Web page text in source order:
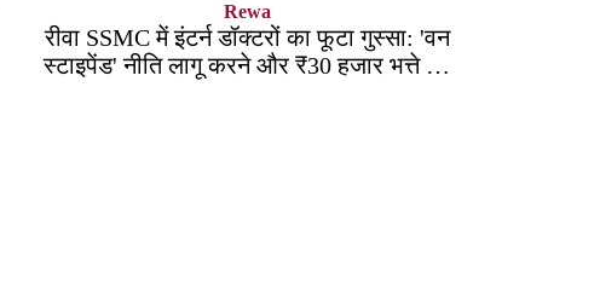
Rewa
रीवा SSMC में इंटर्न डॉक्टरों का फूटा गुस्सा: 'वन
स्टाइपेंड' नीति लागू करने और ₹30 हजार भत्ते की